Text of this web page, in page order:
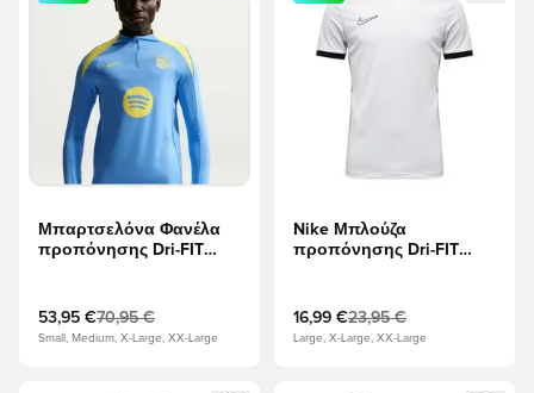
Μπαρτσελόνα Φανέλα
προπόνησης Dri-FIT
Κίτρινο
53,95 €70,95 €
Small, Medium, X-Large, XX-Large
Nike Μπλούζα
προπόνησης Dri-FIT
16,99 €23,95 €
Large, X-Large, XX-Large